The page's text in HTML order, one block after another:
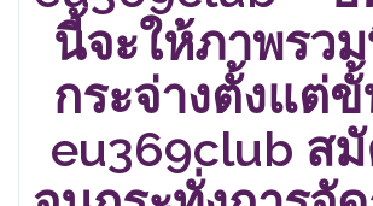
นี้จะให้ภาพรว
กระจ่างตั้งแต่
eu369club ส